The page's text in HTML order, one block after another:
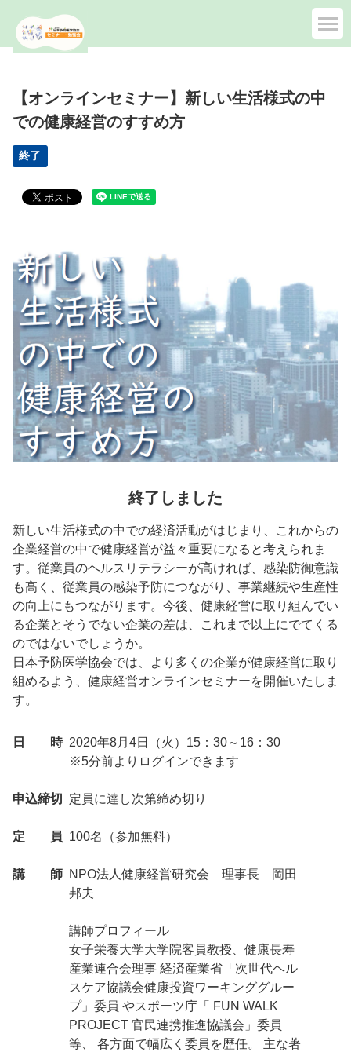
【オンラインセミナー】新しい生活様式の中
での健康経営のすすめ方
終了
終了しました
新しい生活様式の中での経済活動がはじまり、これからの
企業経営の中で健康経営が益々重要になると考えられま
す。従業員のヘルスリテラシーが高ければ、感染防御意識
も高く、従業員の感染予防につながり、事業継続や生産性
の向上にもつながります。今後、健康経営に取り組んでい
る企業とそうでない企業の差は、これまで以上にでてくる
のではないでしょうか。
日本予防医学協会では、より多くの企業が健康経営に取り
組めるよう、健康経営オンラインセミナーを開催いたしま
す。
日 時 2020年8月4日（火）15：30～16：30
※5分前よりログインできます
申込締切 定員に達し次第締め切り
定 員 100名（参加無料）
講 師 NPO法人健康経営研究会 理事長 岡田
邦夫
講師プロフィール
女子栄養大学大学院客員教授、健康長寿
産業連合会理事 経済産業省「次世代ヘル
スケア協議会健康投資ワーキンググルー
プ」委員 やスポーツ庁「 FUN WALK
PROJECT 官民連携推進協議会」委員
等、 各方面で幅広く委員を歴任。 主な著